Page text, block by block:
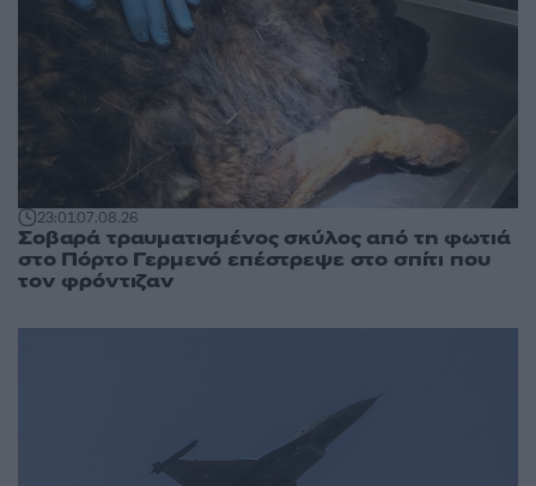
23:0107.08.26
Σοβαρά τραυματισμένος σκύλος από τη φωτιά
στο Πόρτο Γερμενό επέστρεψε στο σπίτι που
τον φρόντιζαν